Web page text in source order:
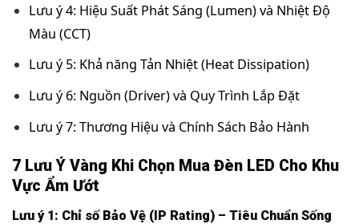
Lưu ý 4: Hiệu Suất Phát Sáng (Lumen) và Nhiệt Độ
Màu (CCT)
Lưu ý 5: Khả năng Tản Nhiệt (Heat Dissipation)
Lưu ý 6: Nguồn (Driver) và Quy Trình Lắp Đặt
Lưu ý 7: Thương Hiệu và Chính Sách Bảo Hành
7 Lưu Ý Vàng Khi Chọn Mua Đèn LED Cho Khu
Vực Ẩm Ướt
Lưu ý 1: Chỉ số Bảo Vệ (IP Rating) – Tiêu Chuẩn Sống